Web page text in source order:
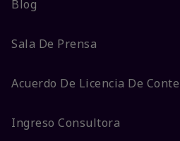
Blog
Sala De Prensa
Acuerdo De Licencia De
Ingreso Consultora